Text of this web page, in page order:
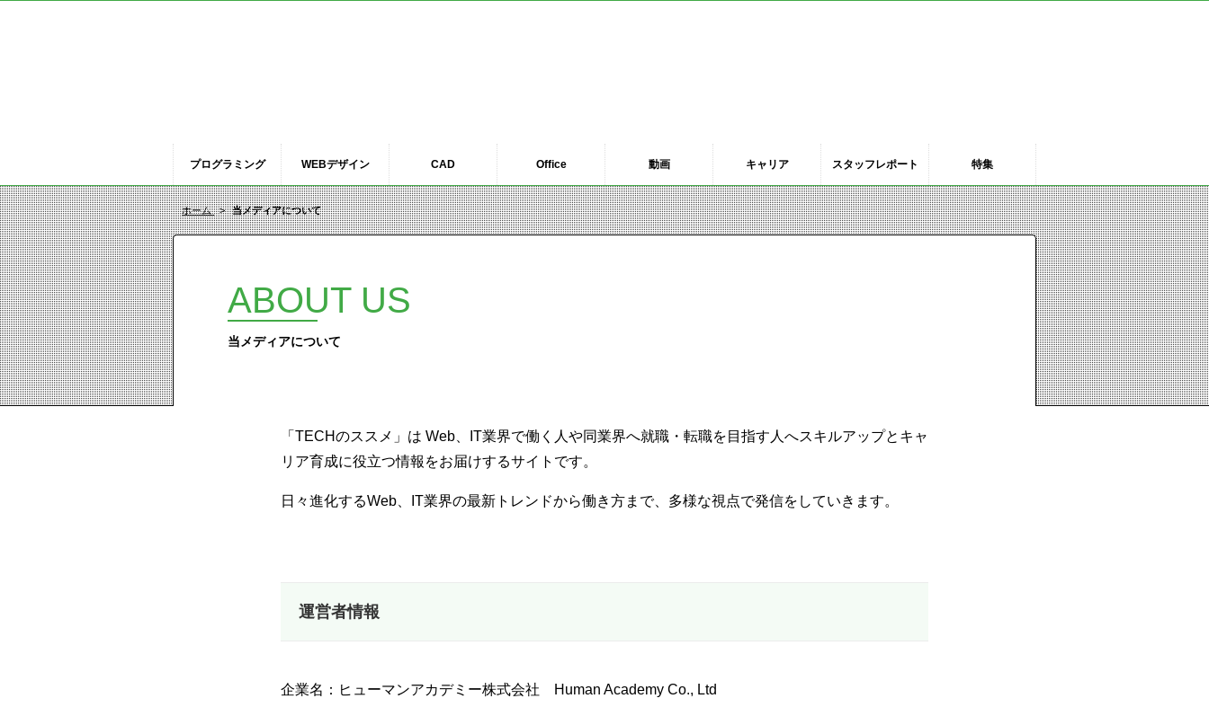
プログラミング WEBデザイン CAD Office 動画 キャリア スタッフ レポート 特集
ホーム 当メディアについて
ABOUT US
当メディアについて
「TECHのススメ」は Web、IT業界で働く人や同業界へ就職・転職を目指す人へスキルアップとキャ
リア育成に役立つ情報をお届けするサイトです。
日々進化するWeb、IT業界の最新トレンドから働き方まで、多様な視点で発信をしていきます。
運営者情報
企業名：ヒューマンアカデミー株式会社 Human Academy Co., Ltd